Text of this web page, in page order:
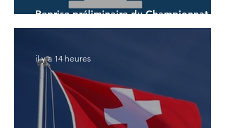
Reprise préliminaire du Championnat du
Monde des 7 ans
il y a 14 heures